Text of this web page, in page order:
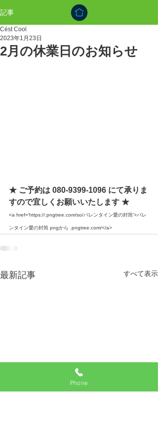
記事
2月の休業日のお知らせ
Cést Cool
2023年1月23日
★ ご予約は 080-9399-1096 にて承りま
すので宜しくお願いいたします ★
<a href='https://.pngtree.com/so/バレンタイン愛の封筒'>バレ
ンタイン愛の封筒 pngから .pngtree.com/</a>
最新記事 すべて表示
Phone